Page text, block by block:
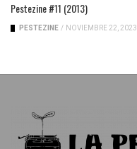
Pestezine #11 (2013)
PESTEZINE / NOVIEMBRE 22, 2023